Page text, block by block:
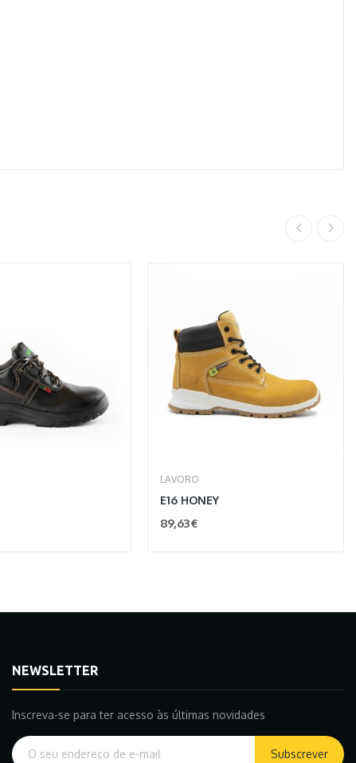
LAVORO
E16 HONEY
89,63 €
NEWSLETTER
Inscreva-se para ter acesso às últimas novidades
Subscrever